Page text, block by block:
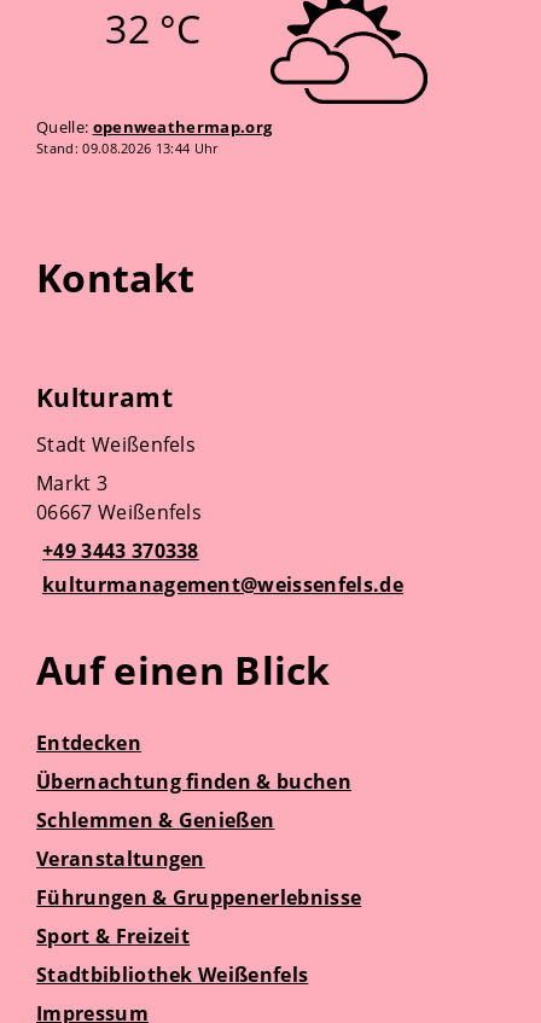
32 °C
Quelle: openweathermap.org
Stand: 09.08.2026 13:44 Uhr
Kontakt
Kulturamt
Stadt Weißenfels
Markt 3
06667 Weißenfels
+49 3443 370338
kulturmanagement@weissenfels.de
Auf einen Blick
Entdecken
Übernachtung finden & buchen
Schlemmen & Genießen
Veranstaltungen
Führungen & Gruppenerlebnisse
Sport & Freizeit
Stadtbibliothek Weißenfels
Impressum